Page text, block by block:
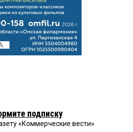
подписку
«Коммерческие вести»